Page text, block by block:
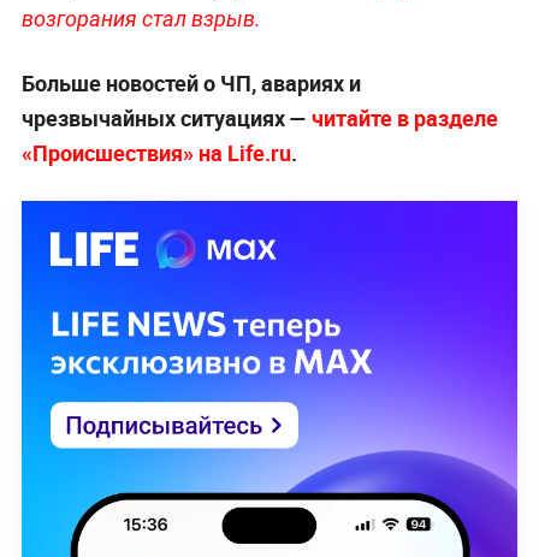
возгорания стал взрыв.
Больше новостей о ЧП, авариях и
чрезвычайных ситуациях — читайте в разделе
«Происшествия» на Life.ru.